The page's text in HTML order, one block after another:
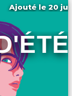
Ajouté le 20